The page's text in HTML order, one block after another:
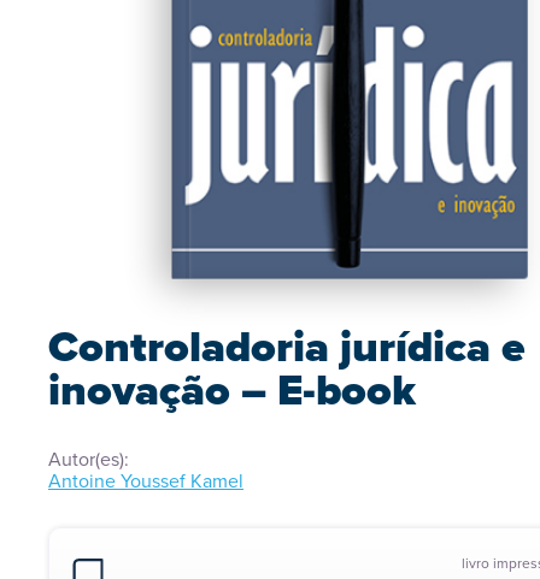
Controladoria jurídica e
inovação – E-book
Autor(es):
Antoine Youssef Kamel
livro